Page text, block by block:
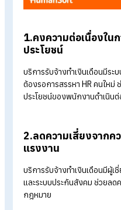
กะทันหัน “
บริการรับจ้างท
ที่องค์กรใช้เพื่อรักษาควา